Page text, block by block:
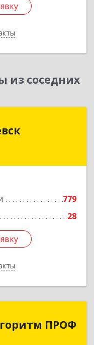
из соседних
779
28
Ижевск
ПРОФ
ПРОФ
р-н, Арти